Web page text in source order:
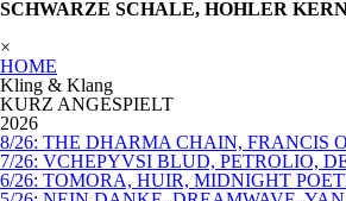
SCHWARZE SCHALE, HOHLER
×
HOME
Kling & Klang
KURZ ANGESPIELT
2026
8/26: THE DHARMA CHAIN, FRANCIS
7/26: VCHEPYVSI BLUD, PETROLIO,
6/26: TOMORA, HUIR, MIDNIGHT